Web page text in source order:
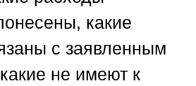
какие
с заявленным
не имеют к